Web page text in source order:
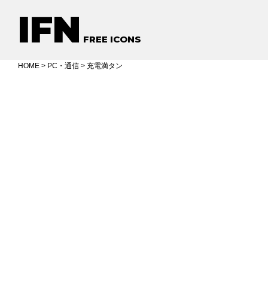
IFN FREE ICONS
HOME > PC・通信 > 充電満タン